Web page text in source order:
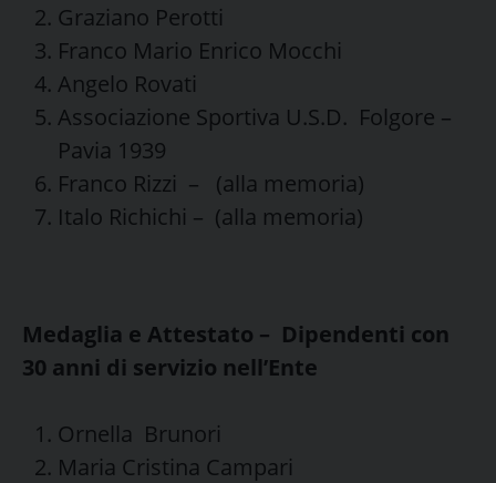
Graziano Perotti
Franco Mario Enrico Mocchi
Angelo Rovati
Associazione Sportiva U.S.D. Folgore –
Pavia 1939
Franco Rizzi – (alla memoria)
Italo Richichi – (alla memoria)
Medaglia e Attestato – Dipendenti con
30 anni di servizio nell’Ente
Ornella Brunori
Maria Cristina Campari